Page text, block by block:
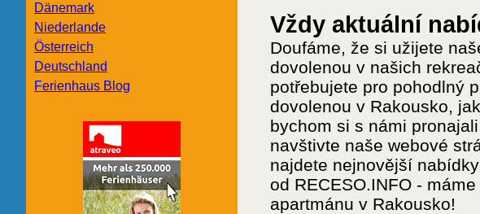
Vždy aktuální
Doufáme, že si užijete
dovolenou v našich
potřebujete pro pohodlný
dovolenou v Rakousko,
bychom si s námi
navštivte naše webové
najdete nejnovější
od RECESO.INFO -
apartmánu v Rakousko!
Dänemark
Niederlande
Österreich
Deutschland
Ferienhaus Blog